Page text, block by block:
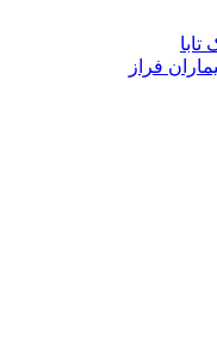
تابا
فراز